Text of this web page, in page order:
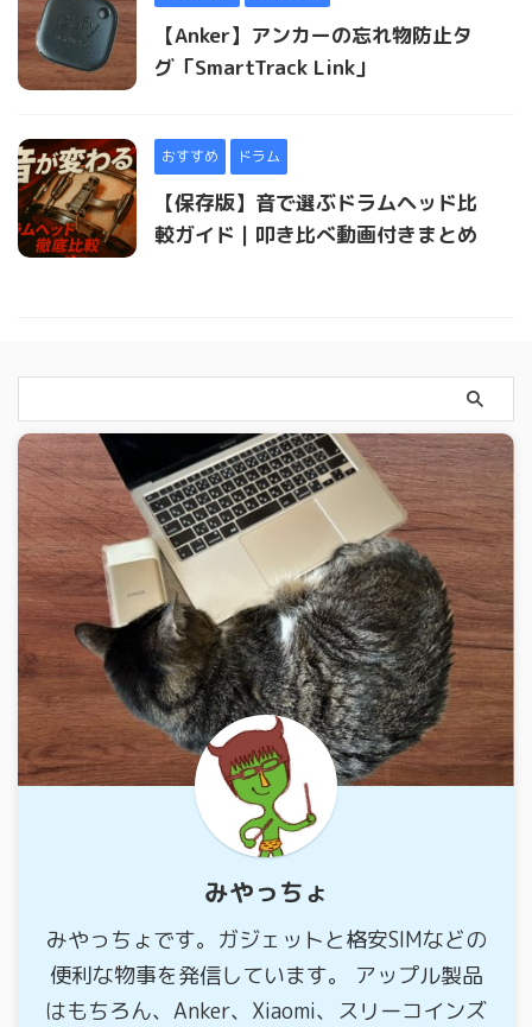
【Anker】アンカーの忘れ物防止タ
グ「SmartTrack Link」
おすすめ ドラム
【保存版】音で選ぶドラムヘッド比
較ガイド｜叩き比べ動画付きまとめ
みやっちょ
みやっちょです。ガジェットと格安SIMなどの
便利な物事を発信しています。 アップル製品
はもちろん、Anker、Xiaomi、スリーコインズ